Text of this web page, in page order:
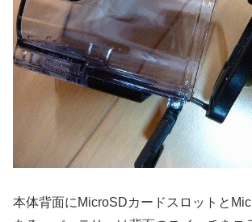
本体背面にMicroSDカードスロットと